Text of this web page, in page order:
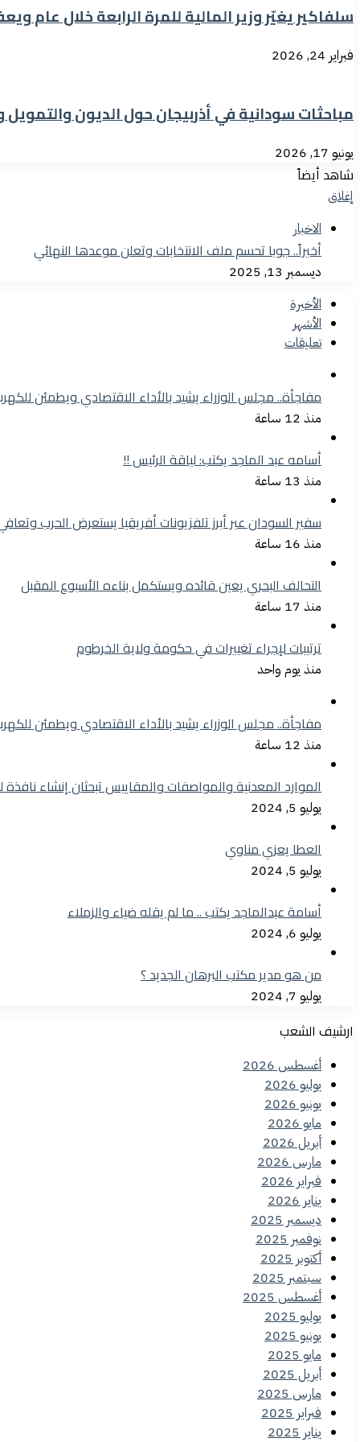
سلفاكير يغيّر وزير المالية للمرة الرابعة خلال عام
فبراير 24, 2026
مباحثات سودانية في أذربيجان حول الديون والتمويل
يونيو 17, 2026
شاهد أيضاً
إغلاق
الاخبار
أخيراً.. جوبا تحسم ملف الانتخابات وتعلن موعدها النهائي
ديسمبر 13, 2025
الأخيرة
الأشهر
تعليقات
مفاجأة.. مجلس الوزراء يشيد بالأداء الاقتصادي ويطمئن
منذ 12 ساعة
أسامه عبد الماجد يكتب: لياقة الرئيس !!
منذ 13 ساعة
سفير السودان عبر أبرز تلفزيونات أفريقيا يستعرض الحرب
منذ 16 ساعة
التحالف البحري يعين قائده ويستكمل بناءه الأسبوع المقبل
منذ 17 ساعة
ترتيبات لإجراء تغييرات في حكومة ولاية الخرطوم
منذ يوم واحد
مفاجأة.. مجلس الوزراء يشيد بالأداء الاقتصادي ويطمئن
منذ 12 ساعة
الموارد المعدنية والمواصفات والمقاييس تبحثان إنشاء
يوليو 5, 2024
العطا يعزي مناوي
يوليو 5, 2024
أسامة عبدالماجد يكتب .. ما لم يقله ضياء والزملاء
يوليو 6, 2024
من هو مدير مكتب البرهان الجديد ؟
يوليو 7, 2024
ارشيف الشعب
أغسطس 2026
يوليو 2026
يونيو 2026
مايو 2026
أبريل 2026
مارس 2026
فبراير 2026
يناير 2026
ديسمبر 2025
نوفمبر 2025
أكتوبر 2025
سبتمبر 2025
أغسطس 2025
يوليو 2025
يونيو 2025
مايو 2025
أبريل 2025
مارس 2025
فبراير 2025
يناير 2025